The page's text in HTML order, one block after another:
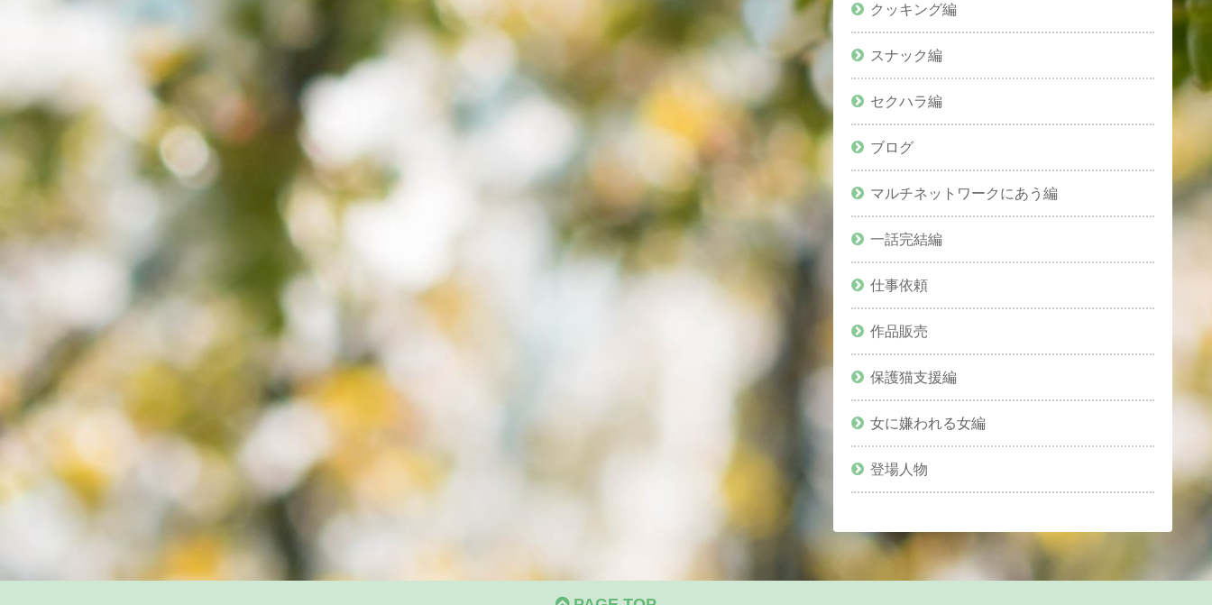
クッキング編
スナック編
セクハラ編
ブログ
マルチネットワークにあう編
一話完結編
仕事依頼
作品販売
保護猫支援編
女に嫌われる女編
登場人物